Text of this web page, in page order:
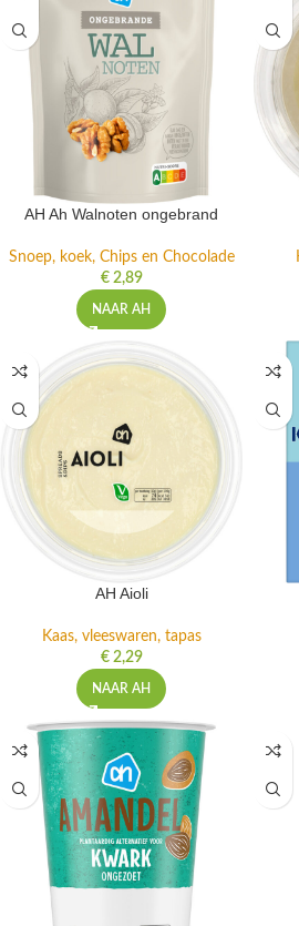
AH Ah Walnoten ongebrand
Snoep, koek, Chips en Chocolade
€2,89
NAAR AH
AH Aioli
Kaas, vleeswaren, tapas
€2,29
NAAR AH